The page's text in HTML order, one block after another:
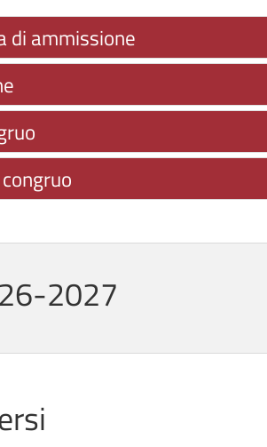
di ammissione
2027